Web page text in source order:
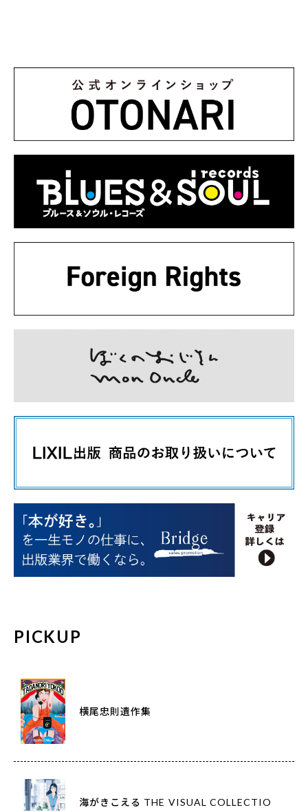
PICKUP
横尾忠則遺作集
海がきこえる THE VISUAL COLLECTIO